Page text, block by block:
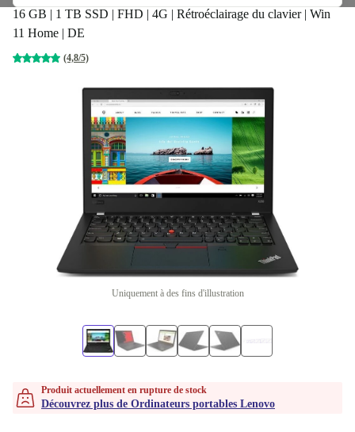
16 GB | 1 TB SSD | FHD | 4G | Rétroéclairage du clavier | Win
11 Home | DE
(4,8/5)
Uniquement à des fins d'illustration
Produit actuellement en rupture de stock
Découvrez plus de Ordinateurs portables Lenovo